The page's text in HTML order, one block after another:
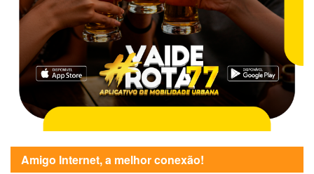
Amigo Internet, a melhor conexão!